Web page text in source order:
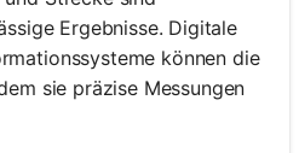
Ergebnisse. Digitale
können die
sie präzise Messungen